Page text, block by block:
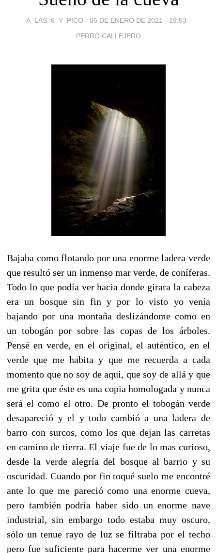
A_LAS_6_Y_PICO - 05 DE ENERO DE 2021 - 19:53 -
PERRO CALLEJERO
Bajaba como flotando por una enorme ladera verde
que resultó ser un inmenso mar verde, de coníferas.
Todo lo que podía ver hacia donde girara la cabeza
era un bosque sin fin y por lo visto yo venía
bajando por una montaña deslizándome como en
un tobogán por sobre las copas de los árboles.
Pensé en verde, en el original, el auténtico, en el
verde que me habita y que me recuerda a cada
momento que no soy de aquí, que soy de allá y que
me grita que éste es una copia homologada y nunca
será el como el otro. De pronto el tobogán verde
desapareció y el y todo cambió a una ladera de
barro con surcos, como los que dejan las carretas
en camino de tierra. El viaje fue de lo mas curioso,
desde la verde alegría del bosque al barrio y su
oscuridad. Cuando por fin toqué suelo me encontré
ante lo que me pareció como una enorme cueva,
pero también podría haber sido un enorme nave
industrial, sin embargo todo estaba muy oscuro,
sólo un tenue rayo de luz se filtraba por el techo
pero fue suficiente para hacerme ver una enorme